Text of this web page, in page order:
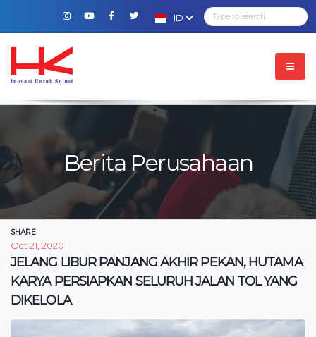
ID
Berita Perusahaan
SHARE
Oct 21, 2020
JELANG LIBUR PANJANG AKHIR PEKAN, HUTAMA
KARYA PERSIAPKAN SELURUH JALAN TOL YANG
DIKELOLA